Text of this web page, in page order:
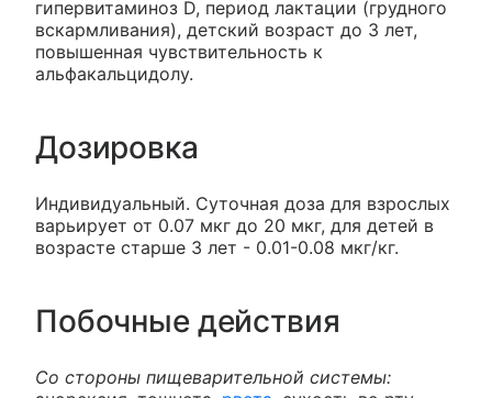
гипервитаминоз D, период лактации (грудного
вскармливания), детский возраст до 3 лет,
повышенная чувствительность к
альфакальцидолу.
Дозировка
Индивидуальный. Суточная доза для взрослых
варьирует от 0.07 мкг до 20 мкг, для детей в
возрасте старше 3 лет - 0.01-0.08 мкг/кг.
Побочные действия
Со стороны пищеварительной системы: